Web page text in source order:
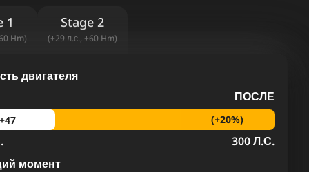
1
Hm)
Stage 2
(+29 л.с., +60 Hm)
двигателя
ПОСЛЕ
+47 (+20%)
300 Л.С.
момент